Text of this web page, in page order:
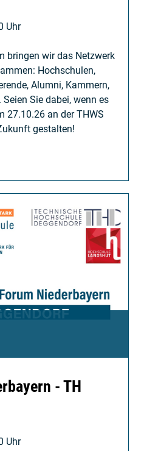
Uhr
bringen wir das Netzwerk
Hochschulen,
Alumni, Kammern,
Sie dabei, wenn es
27.10.26 an der THWS
gestalten!
- TH
Uhr